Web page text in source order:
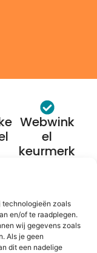
technologieën zoals
en/of te raadplegen.
wij gegevens zoals
Als je geen
dit een nadelige
Webwink
el
keurmerk